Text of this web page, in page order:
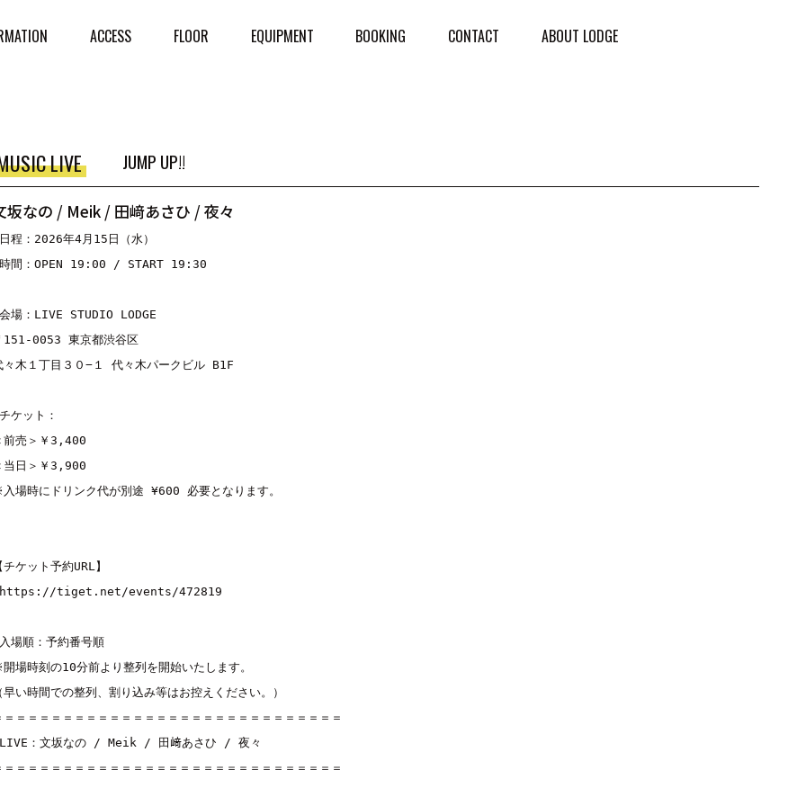
ACCESS FLOOR EQUIPMENT BOOKING CONTACT ABOUT LODGE
LIVE JUMP UP!!
坂なの / Meik / 田﨑あさひ / 夜々
程：2026年4月15日（水）
間：OPEN 19:00 / START 19:30
場：LIVE STUDIO LODGE
151-0053 東京都渋谷区
々木１丁目３０−１ 代々木パークビル B1F
ケット：
前売＞￥3,400
当日＞￥3,900
場時にドリンク代が別途 ¥600 必要となります。
チケット予約URL】
https://tiget.net/events/472819
場順：予約番号順
場時刻の10分前より整列を開始いたします。
早い時間での整列、割り込み等はお控えください。）
＝＝＝＝＝＝＝＝＝＝＝＝＝＝＝＝＝＝＝＝＝＝＝＝＝＝＝＝＝
：文坂なの / Meik / 田﨑あさひ / 夜々
＝＝＝＝＝＝＝＝＝＝＝＝＝＝＝＝＝＝＝＝＝＝＝＝＝＝＝＝＝